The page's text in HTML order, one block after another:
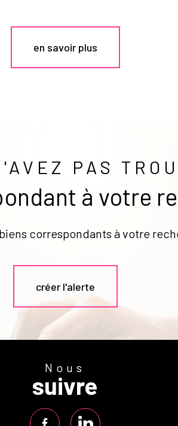
en savoir plus
PAS
à votre
correspondants à votre
créer l'alerte
Nous
suivre